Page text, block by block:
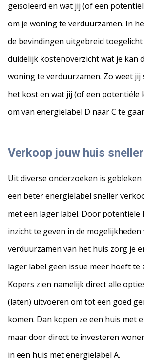
geïsoleerd en wat jij (of een
om je woning te verduurzamen. In
de bevindingen uitgebreid
duidelijk kostenoverzicht wat je kan
woning te verduurzamen. Zo weet jij
het kost en wat jij (of een potentiële
om van energielabel D naar C te
Verkoop jouw huis
Uit diverse onderzoeken is
een beter energielabel sneller
met een lager label. Door potentiële
inzicht te geven in de
verduurzamen van het huis zorg je
lager label geen issue meer hoeft te
Kopers zien namelijk direct alle
(laten) uitvoeren om tot een goed
komen. Dan kopen ze een huis met
maar door direct te investeren
in een huis met energielabel A.